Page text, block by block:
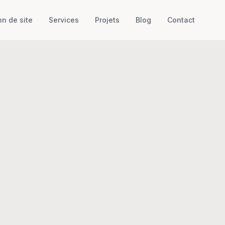
de site Services Projets Blog Contact